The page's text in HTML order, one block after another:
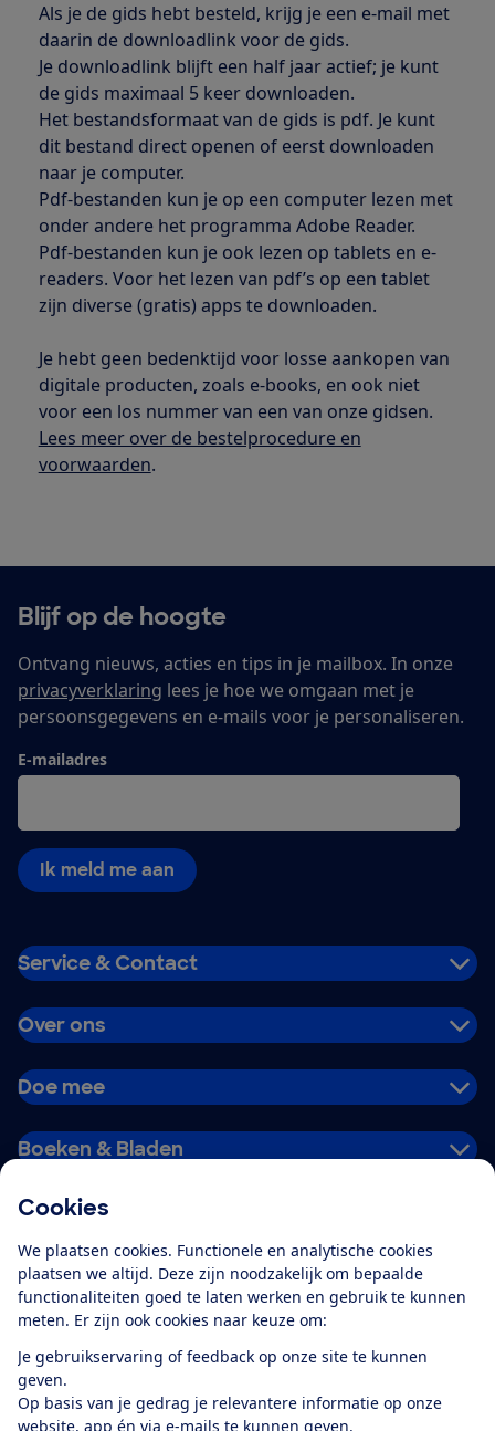
Cookies
We plaatsen cookies. Functionele en analytische cookies
plaatsen we altijd. Deze zijn noodzakelijk om bepaalde
functionaliteiten goed te laten werken en gebruik te kunnen
meten. Er zijn ook cookies naar keuze om:
Je gebruikservaring of feedback op onze site te kunnen
geven.
Op basis van je gedrag je relevantere informatie op onze
website, app én via e-mails te kunnen geven.
Als je de gids hebt besteld, krijg je een e-mail met
daarin de downloadlink voor de gids.
Je downloadlink blijft een half jaar actief; je kunt
de gids maximaal 5 keer downloaden.
Het bestandsformaat van de gids is pdf. Je kunt
dit bestand direct openen of eerst downloaden
naar je computer.
Pdf-bestanden kun je op een computer lezen met
onder andere het programma Adobe Reader.
Pdf-bestanden kun je ook lezen op tablets en e-
readers. Voor het lezen van pdf’s op een tablet
zijn diverse (gratis) apps te downloaden.
Je hebt geen bedenktijd voor losse aankopen van
digitale producten, zoals e-books, en ook niet
voor een los nummer van een van onze gidsen.
Lees meer over de bestelprocedure en
voorwaarden.
Blijf op de hoogte
Ontvang nieuws, acties en tips in je mailbox. In onze
privacyverklaring lees je hoe we omgaan met je
persoonsgegevens en e-mails voor je personaliseren.
E-mailadres
Ik meld me aan
Service & Contact
Over ons
Doe mee
Boeken & Bladen
Alles over de
app